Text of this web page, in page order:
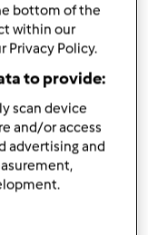
bottom of the
within our
Privacy Policy.
to provide:
scan device
and/or access
advertising and